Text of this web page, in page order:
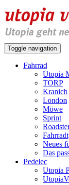
Toggle navigation
Fahrrad
Utopia
TORP
Kranich
London
Möwe
Sprint
Neues
Das
Pedelec
Utopia